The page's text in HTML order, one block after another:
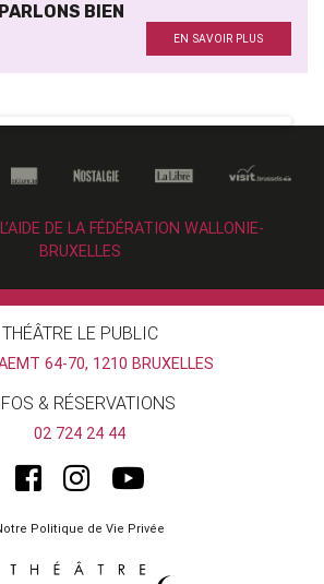
BIEN
EN SAVOIR PLUS
DE LA FÉDÉRATION WALLONIE-
BRUXELLES
THÉÂTRE LE PUBLIC
64-70, 1210 BRUXELLES
& RÉSERVATIONS
02 724 24 44
Politique de Vie Privée